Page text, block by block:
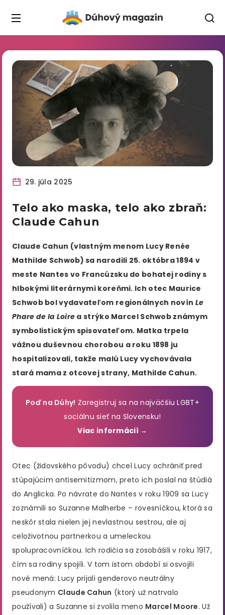
29. júla 2025
Telo ako maska, telo ako zbraň:
Claude Cahun
Claude Cahun (vlastným menom Lucy Renée
Mathilde Schwob) sa narodili 25. októbra 1894 v
meste Nantes vo Francúzsku do bohatej rodiny s
hlbokými literárnymi koreňmi​. Ich otec Maurice
Schwob bol vydavateľom regionálnych novín Le
Phare de la Loire a strýko Marcel Schwob známym
symbolistickým spisovateľom​. Matka trpela
vážnou duševnou chorobou a roku 1898 ju
hospitalizovali, takže malú Lucy vychovávala
stará mama z otcovej strany, Mathilde Cahun​.
Poď na Dúhy! Zaregistruj sa na najväčšiu LGBT+
sociálnu sieť na Slovensku!
Viac informácií →
Otec (židovského pôvodu) chcel Lucy ochrániť pred
stúpajúcim antisemitizmom, preto ich poslal na štúdiá
do Anglicka​. Po návrate do Nantes v roku 1909 sa Lucy
zoznámili so Suzanne Malherbe – rovesníčkou, ktorá sa
neskôr stala nielen jej nevlastnou sestrou, ale aj
celoživotnou partnerkou a umeleckou
spolupracovníčkou​. Ich rodičia sa zosobášili v roku 1917,
čím sa rodiny spojili​. V tom istom období si osvojili
nové mená: Lucy prijali genderovo neutrálny
pseudonym Claude Cahun (ktorý už natrvalo
používali) a Suzanne si zvolila meno Marcel Moore. Už